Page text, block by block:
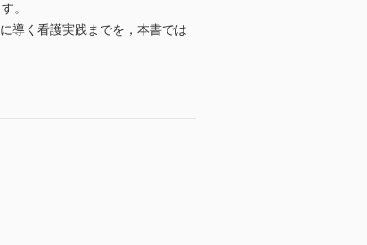
。
導く看護実践までを，本書では